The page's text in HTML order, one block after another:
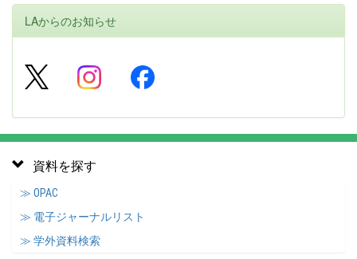
LAからのお知らせ
資料を探す
≫ OPAC
≫ 電子ジャーナルリスト
≫ 学外資料検索